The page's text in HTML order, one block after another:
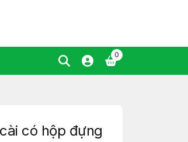
0
có hộp đựng